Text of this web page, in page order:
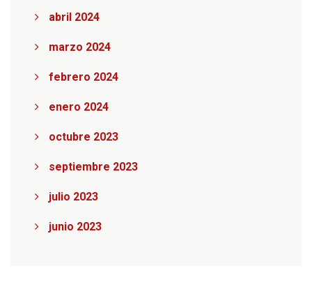
abril 2024
marzo 2024
febrero 2024
enero 2024
octubre 2023
septiembre 2023
julio 2023
junio 2023